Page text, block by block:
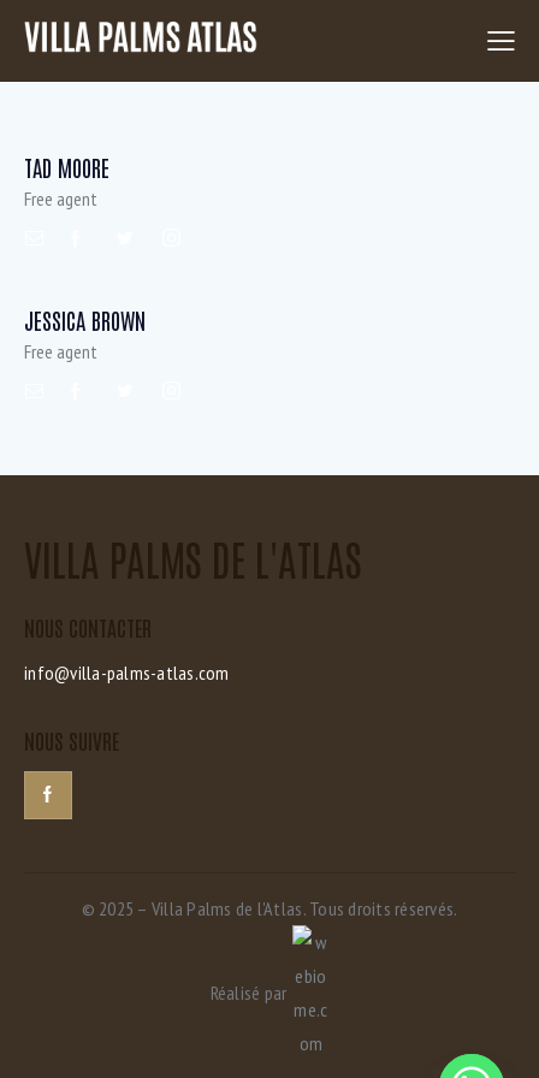
TAD MOORE
Free agent
JESSICA BROWN
Free agent
VILLA PALMS DE L'ATLAS
NOUS CONTACTER
info@villa-palms-atlas.com
NOUS SUIVRE
© 2025 – Villa Palms de l'Atlas. Tous droits réservés.
Réalisé par